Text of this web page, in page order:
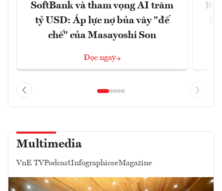
SoftBank và tham vọng AI trăm
tỷ USD: Áp lực nợ bủa vây "đế
chế" của Masayoshi Son
Đọc ngay
Multimedia
VnE TVPodcastInfographicseMagazine